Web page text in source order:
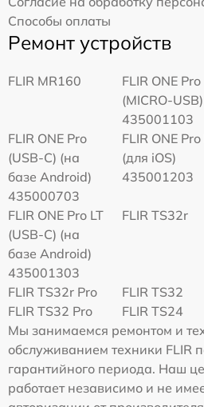
Способы оплаты
Ремонт устройств
FLIR MR160
FLIR ONE Pro
(MICRO-USB)
435001103
FLIR ONE Pro
(USB-C) (на
базе Android)
435000703
FLIR ONE Pro
(для iOS)
435001203
FLIR ONE Pro LT
(USB-C) (на
базе Android)
435001303
FLIR TS32r
FLIR TS32r Pro
FLIR TS32
FLIR TS32 Pro
FLIR TS24
Мы занимаемся ремонтом и
обслуживанием техники FLIR
гарантийного периода. Наш
работает независимо и не